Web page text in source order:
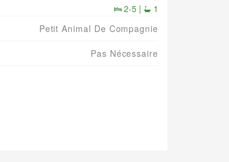
2-5 |
1
Petit Animal De Compagnie
Pas Nécessaire